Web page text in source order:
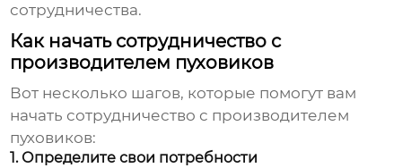
сотрудничества.
Как начать сотрудничество с
производителем пуховиков
Вот несколько шагов, которые помогут вам
начать сотрудничество с производителем
пуховиков:
1. Определите свои потребности